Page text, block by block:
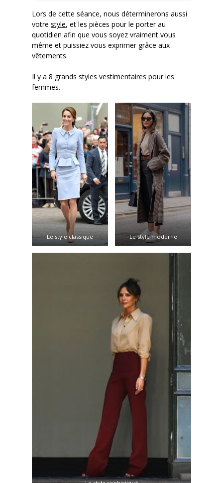
Lors de cette séance, nous déterminerons aussi
votre style, et les pièces pour le porter au
quotidien afin que vous soyez vraiment vous
même et puissiez vous exprimer grâce aux
vêtements.
Il y a 8 grands styles vestimentaires pour les
femmes.
Le style classique Le style moderne